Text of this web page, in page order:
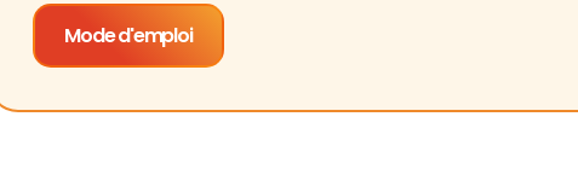
Mode d'emploi